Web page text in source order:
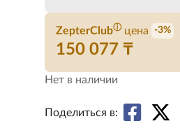
ZepterClubⓘ цена -3%
150 077 ₸
Нет в наличии
Поделиться в: